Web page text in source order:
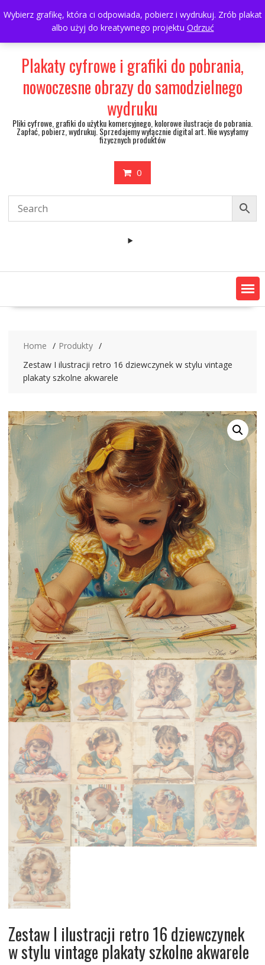
Wybierz grafikę, która ci odpowiada, pobierz i wydrukuj. Zrób plakat
albo użyj do kreatywnego projektu Odrzuć
to
697063361
walulik@gmail.com
My Account
Plakaty cyfrowe i grafiki do pobrania,
nowoczesne obrazy do samodzielnego
wydruku
Pliki cyfrowe, grafiki do użytku komercyjnego, kolorowe ilustracje do pobrania.
Zapłać, pobierz, wydrukuj. Sprzedajemy wyłącznie digital art. Nie wysyłamy
fizycznych produktów
0
Home
Produkty
Zestaw I ilustracji retro 16 dziewczynek w stylu vintage
plakaty szkolne akwarele
Zestaw I ilustracji retro 16 dziewczynek
w stylu vintage plakaty szkolne akwarele